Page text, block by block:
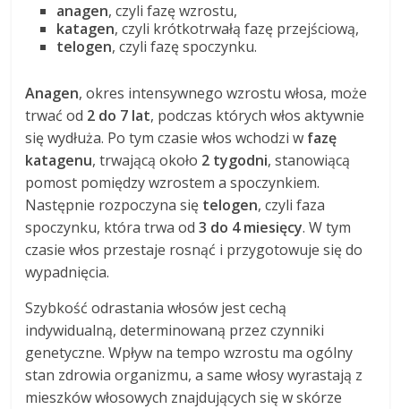
anagen, czyli fazę wzrostu,
katagen, czyli krótkotrwałą fazę przejściową,
telogen, czyli fazę spoczynku.
Anagen, okres intensywnego wzrostu włosa, może
trwać od 2 do 7 lat, podczas których włos aktywnie
się wydłuża. Po tym czasie włos wchodzi w fazę
katagenu, trwającą około 2 tygodni, stanowiącą
pomost pomiędzy wzrostem a spoczynkiem.
Następnie rozpoczyna się telogen, czyli faza
spoczynku, która trwa od3 do 4 miesięcy. W tym
czasie włos przestaje rosnąć i przygotowuje się do
wypadnięcia.
Szybkość odrastania włosów jest cechą
indywidualną, determinowaną przez czynniki
genetyczne. Wpływ na tempo wzrostu ma ogólny
stan zdrowia organizmu, a same włosy wyrastają z
mieszków włosowych znajdujących się w skórze